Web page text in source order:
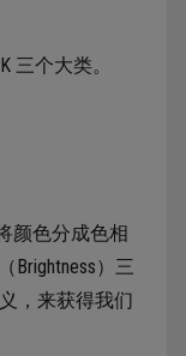
三个大类。
颜色分成色相
Brightness）三
，来获得我们